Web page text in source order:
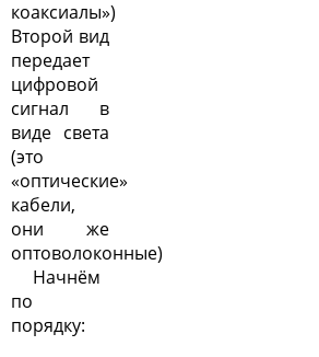
коаксиалы»)
Второй вид
передает
цифровой
сигнал в
виде света
(это
«оптические»
кабели,
они же
оптоволоконные)
Начнём
по
порядку: